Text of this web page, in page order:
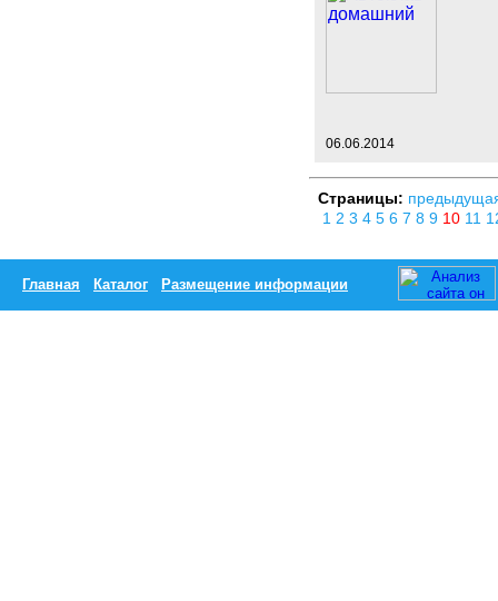
06.06.2014
Страницы:
1 2 3 4 5 6 7 8 9 10 11
Главная Каталог Размещение информации